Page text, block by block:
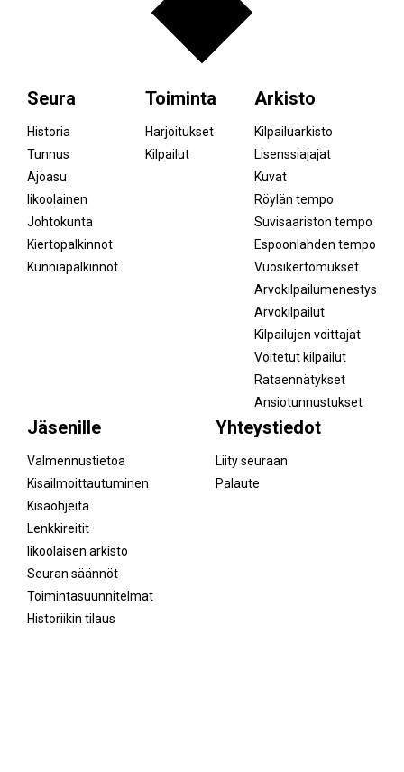
Seura
Historia
Tunnus
Ajoasu
Iikoolainen
Johtokunta
Kiertopalkinnot
Kunniapalkinnot
Toiminta
Harjoitukset
Kilpailut
Arkisto
Kilpailuarkisto
Lisenssiajajat
Kuvat
Röylän tempo
Suvisaariston tempo
Espoonlahden tempo
Vuosikertomukset
Arvokilpailumenestys
Arvokilpailut
Kilpailujen voittajat
Voitetut kilpailut
Rataennätykset
Ansiotunnustukset
Jäsenille
Valmennustietoa
Kisailmoittautuminen
Kisaohjeita
Lenkkireitit
Iikoolaisen arkisto
Seuran säännöt
Toimintasuunnitelmat
Historiikin tilaus
Yhteystiedot
Liity seuraan
Palaute